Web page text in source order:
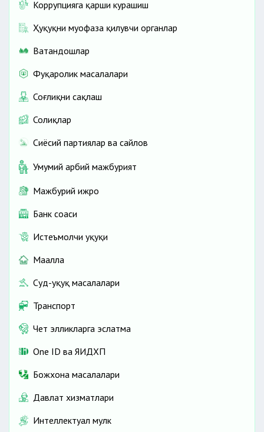
Коррупцияга қарши курашиш
Ҳуқуқни муҳофаза қилувчи органлар
Ватандошлар
Фуқаролик масалалари
Соғлиқни сақлаш
Солиқлар
Сиёсий партиялар ва сайлов
Умумий ҳарбий мажбурият
Мажбурий ижро
Банк соҳаси
Истеъмолчи ҳуқуқи
Маҳалла
Суд-ҳуқуқ масалалари
Транспорт
Чет элликларга эслатма
One ID ва ЯИДХП
Божхона масалалари
Давлат хизматлари
Интеллектуал мулк